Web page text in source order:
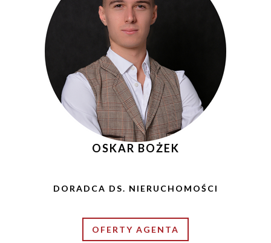
OSKAR BOŻEK
DORADCA DS. NIERUCHOMOŚCI
OFERTY AGENTA